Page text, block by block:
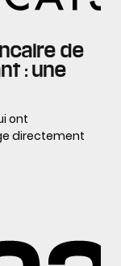
de
: une
ont
directement